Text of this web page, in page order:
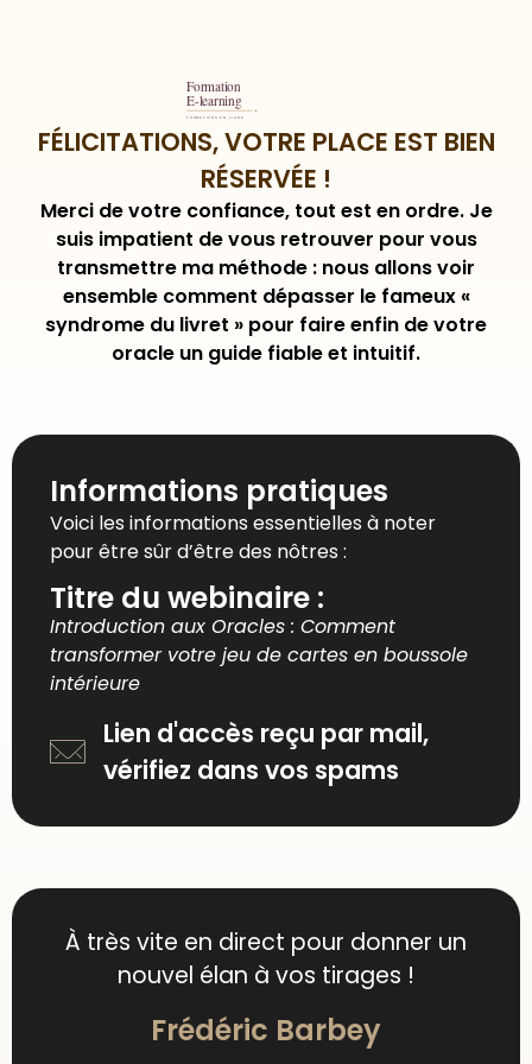
FÉLICITATIONS, VOTRE PLACE EST BIEN
RÉSERVÉE !
Merci de votre confiance, tout est en ordre. Je
suis impatient de vous retrouver pour vous
transmettre ma méthode : nous allons voir
ensemble comment dépasser le fameux «
syndrome du livret » pour faire enfin de votre
oracle un guide fiable et intuitif.
Informations pratiques
Voici les informations essentielles à noter
pour être sûr d’être des nôtres :
Titre du webinaire :
Introduction aux Oracles : Comment
transformer votre jeu de cartes en boussole
intérieure
Lien d'accès reçu par mail,
vérifiez dans vos spams
À très vite en direct pour donner un
nouvel élan à vos tirages !
Frédéric Barbey